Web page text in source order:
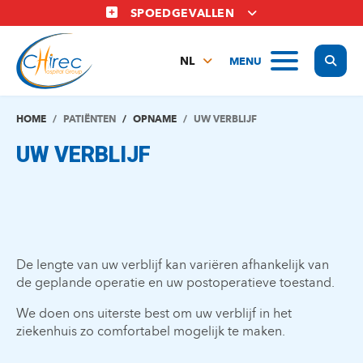
en
naar
inhoud
gaan
SPOEDGEVALLEN
MENU
NL
EN
HOME PATIËNTEN OPNAME UW VERBLIJF
UW VERBLIJF
De lengte van uw verblijf kan variëren afhankelijk van
de geplande operatie en uw postoperatieve toestand.
We doen ons uiterste best om uw verblijf in het
ziekenhuis zo comfortabel mogelijk te maken.